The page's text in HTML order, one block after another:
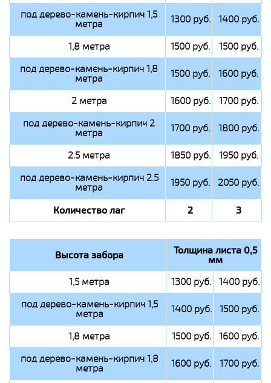
под дерево-камень-кирпич 1,5
метра 1300 руб. 1400 руб.
1,8 метра 1500 руб.
1500 руб.
под дерево-камень-кирпич 1,8
метра 1500 руб. 1600 руб.
2 метра 1600 руб.
1700 руб.
под дерево-камень-кирпич 2
метра 1700 руб. 1800 руб.
2.5 метра 1850 руб.
1950 руб.
под дерево-камень-кирпич 2.5
метра 1950 руб. 2050 руб.
Количество лаг 2 3
Высота забора Толщина листа 0,5
мм
1,5 метра 1300 руб.
1400 руб.
под дерево-камень-кирпич 1,5
метра 1400 руб. 1500 руб.
1,8 метра 1500 руб.
1600 руб.
под дерево-камень-кирпич 1,8
метра 1600 руб. 1700 руб.